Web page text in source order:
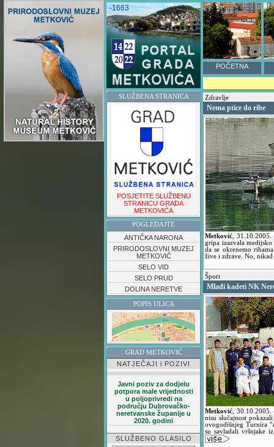
-1663
POČETNA
SLUŽBENA STRANICA
POSJETITE SLUŽBENU
STRANICU GRADA
METKOVIĆA
POGLEDAJTE
ANTIČKA NARONA
PRIRODOSLOVNI MUZEJ
METKOVIĆ
SELO VID
SELO PRUD
DOLINA NERETVE
POPIS ULICA
GRAD METKOVIĆ
NATJEČAJI i POZIVI
Javni poziv za dodjelu
potpora male vrijednosti
u poljoprivredi na
području Dubrovačko-
neretvanske županije u
2020. godini
SLUŽBENO GLASILO
Zdravlje
Nema ptice do ribe
Metković ,31.10.2005.
gripa izazvala
da se okrenemo
žive i zdrave. No,
Šport
Mlađi kadeti NK
Metković 30.10.2005.
nisu slučajnost
ovogodišnjeg Turnira
su savladali vršnjake